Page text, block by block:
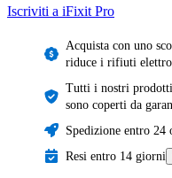
Iscriviti a iFixit Pro
Acquista con uno
riduce i rifiuti
Tutti i nostri
sono coperti da
Spedizione entro 24
Resi entro 14 giorni